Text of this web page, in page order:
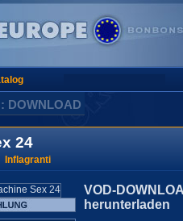
DOWNLOAD
24
Inflagranti
VOD-
herunterladen